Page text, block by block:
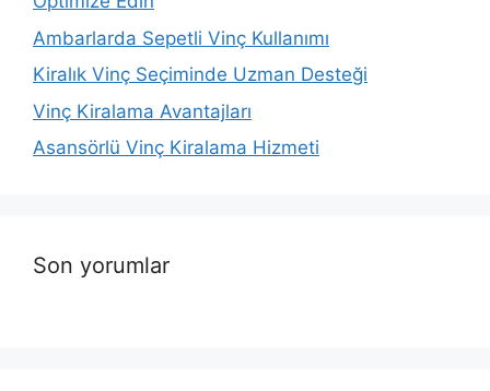
Ambarlarda Sepetli Vinç Kullanımı
Kiralık Vinç Seçiminde Uzman Desteği
Vinç Kiralama Avantajları
Asansörlü Vinç Kiralama Hizmeti
Son yorumlar